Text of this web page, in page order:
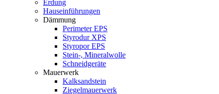
Erdung
Hauseinführungen
Dämmung
Perimeter EPS
Styrodur XPS
Styropor EPS
Stein-, Mineralwolle
Schneidgeräte
Mauerwerk
Kalksandstein
Ziegelmauerwerk